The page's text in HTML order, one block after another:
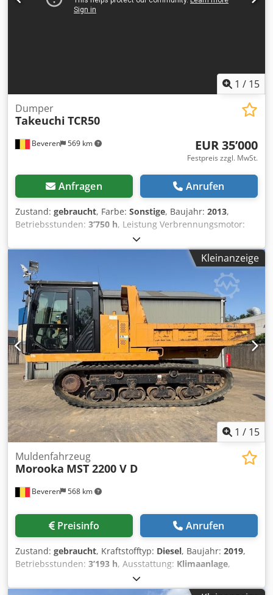
1 / 15
Beveren 569 km
Dumper
Takeuchi TCR50
EUR 35’000
Festpreis zzgl. MwSt.
Anfragen Anrufen
Zustand: gebraucht, Farbe: Sonstige, Baujahr: 2013,
Betriebsstunden: 3’750 h, Leistung Verbrennungsmotor:
103 PS (76 kW) Gesamtgewicht (GVW): 6.025 kg
Motorhersteller: Yanmar 4TNV94FHT Tragfähigkeit: 3.700
kg CE-Kennzeichnung: ja Seriennummer: 305200060
Maschinen zum Verkauf! Stöbern Sie auf unserer Website
und entdecken Sie eine Vielzahl sofort verfügbarer
Maschinen. Wir haben mehr Auswahl als online sichtbar –
rufen Sie uns gerne jederzeit an oder senden Sie uns eine
E-Mail. Alle unsere Maschinen sind vollständig gewartet
und auf Zuverlässigkeit geprüft. Benötigen Sie Bilder?
Kontaktieren Sie uns und wir senden sie Ihnen umgehend
zu. Wir unterstützen Sie auf Niederländisch, Englisch,
Französisch, Deutsch, Spanisch und Russisch. Dodpfx
Aszblnbjbnock Entdecken Sie unser breites Sortiment an
zuverlässigen Maschinen.
Kleinanzeige
1 / 15
Beveren 568 km
Muldenfahrzeug
Morooka MST 2200 V D
Preisinfo Anrufen
Zustand: gebraucht, Kraftstofftyp: Diesel, Baujahr: 2019,
Betriebsstunden: 3’193 h, Ausstattung: Klimaanlage,
AdBlue-System: Ja CE-Kennzeichnung: ja Wenden Sie sich
an Kristoff Van Havere, um weitere Informationen zu